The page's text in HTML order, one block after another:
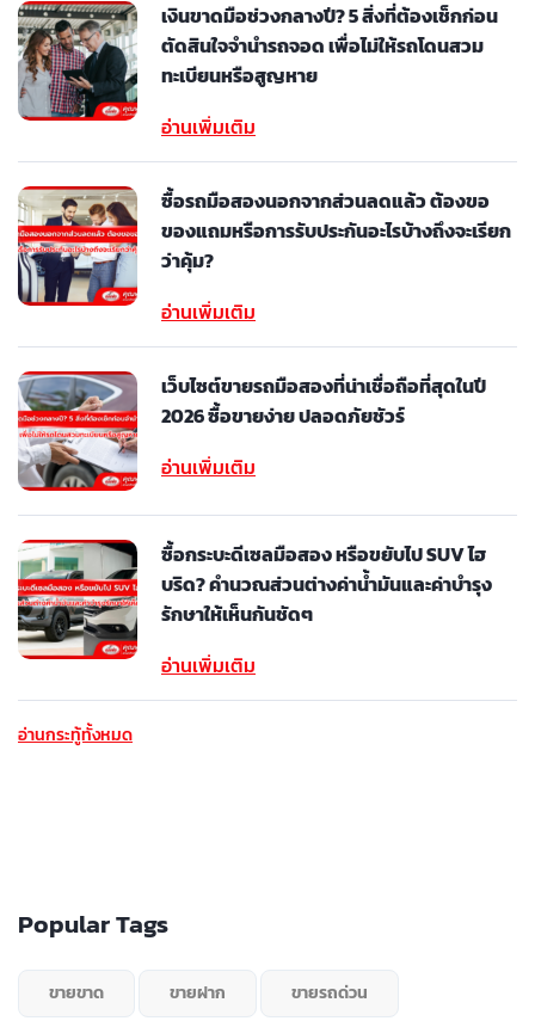
เงินขาดมือช่วงกลางปี? 5 สิ่งที่ต้องเช็กก่อน
ตัดสินใจจำนำรถจอด เพื่อไม่ให้รถโดนสวม
ทะเบียนหรือสูญหาย
อ่านเพิ่มเติม
ซื้อรถมือสองนอกจากส่วนลดแล้ว ต้องขอ
ของแถมหรือการรับประกันอะไรบ้างถึงจะเรียก
ว่าคุ้ม?
อ่านเพิ่มเติม
เว็บไซต์ขายรถมือสองที่น่าเชื่อถือที่สุดในปี
2026 ซื้อขายง่าย ปลอดภัยชัวร์
อ่านเพิ่มเติม
ซื้อกระบะดีเซลมือสอง หรือขยับไป SUV ไฮ
บริด? คำนวณส่วนต่างค่าน้ำมันและค่าบำรุง
รักษาให้เห็นกันชัดๆ
อ่านเพิ่มเติม
อ่านกระทู้ทั้งหมด
Popular Tags
ขายขาด ขายฝาก ขายรถด่วน